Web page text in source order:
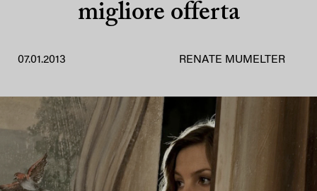
migliore offerta
07.01.2013 RENATE MUMELTER